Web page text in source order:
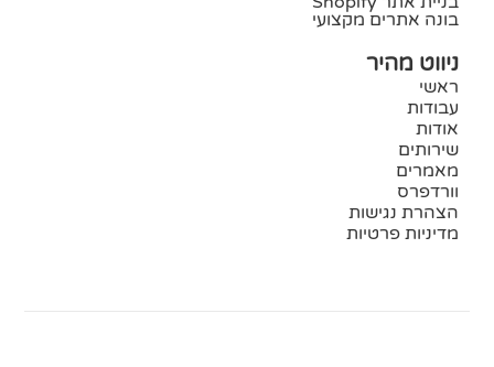
בונה אתרים מקצועי
ניווט מהיר
ראשי
עבודות
אודות
שירותים
מאמרים
וורדפרס
הצהרת נגישות
מדיניות פרטיות